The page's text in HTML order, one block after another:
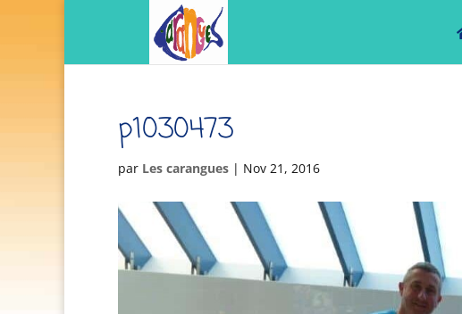
p1030473
par Les carangues | Nov 21, 2016